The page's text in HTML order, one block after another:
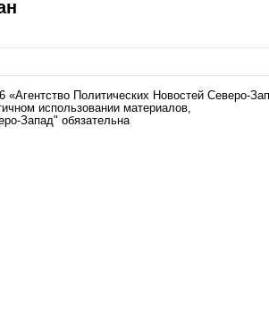
«Агентство Политических Новостей Северо-
использовании материалов,
Запад" обязательна